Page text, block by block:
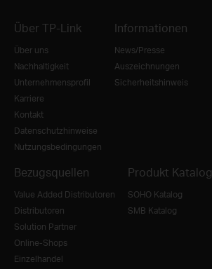
Über TP-Link
Über uns
Nachhaltigkeit
Unternehmensprofil
Karriere
Kontakt
Datenschutzhinweise
Nutzungsbedingungen
Informationen
News/Presse
Auszeichnungen
Sicherheitshinweis
Bezugsquellen
Value Added Distributoren
Distributoren
Solution Partner
Online-Shops
Einzelhandel
Produkt Katalog
SOHO Katalog
SMB Katalog